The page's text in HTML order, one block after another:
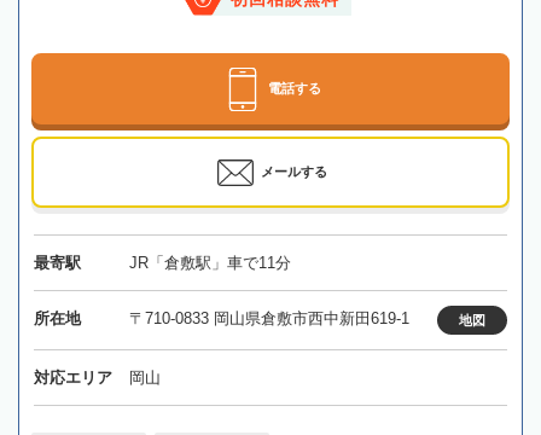
電話する
メールする
最寄駅 JR「倉敷駅」車で11分
所在地 〒710-0833 岡山県倉敷市西中新田619-1 地図
対応エリア 岡山